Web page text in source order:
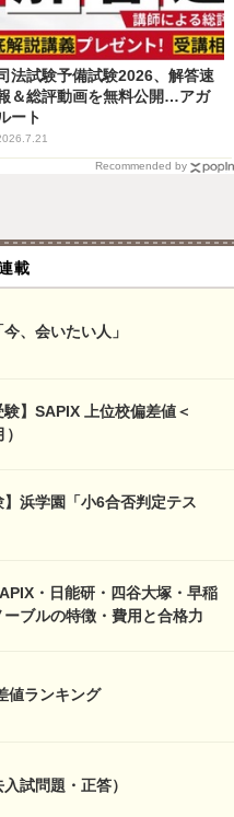
法試験予備試験2026、解答速
＆総評動画を無料公開…アガ
ート
Recommended by
載
、会いたい人」
】SAPIX 上位校偏差値＜
浜学園「小6合否判定テス
・日能研・四谷大塚・早稲
ブルの特徴・費用と合格力
値ランキング
試問題・正答）